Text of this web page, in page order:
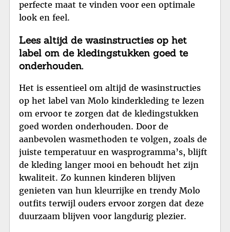
perfecte maat te vinden voor een optimale
look en feel.
Lees altijd de wasinstructies op het
label om de kledingstukken goed te
onderhouden.
Het is essentieel om altijd de wasinstructies
op het label van Molo kinderkleding te lezen
om ervoor te zorgen dat de kledingstukken
goed worden onderhouden. Door de
aanbevolen wasmethoden te volgen, zoals de
juiste temperatuur en wasprogramma’s, blijft
de kleding langer mooi en behoudt het zijn
kwaliteit. Zo kunnen kinderen blijven
genieten van hun kleurrijke en trendy Molo
outfits terwijl ouders ervoor zorgen dat deze
duurzaam blijven voor langdurig plezier.